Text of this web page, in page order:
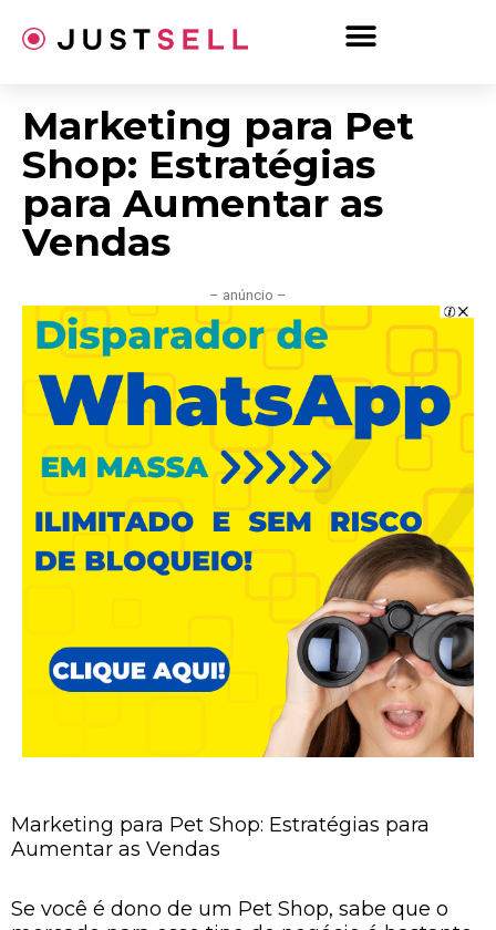
para
Marketing para Pet
Shop: Estratégias
para Aumentar as
Vendas
– anúncio –
Marketing para Pet Shop: Estratégias para
Aumentar as Vendas
Se você é dono de um Pet Shop, sabe que o